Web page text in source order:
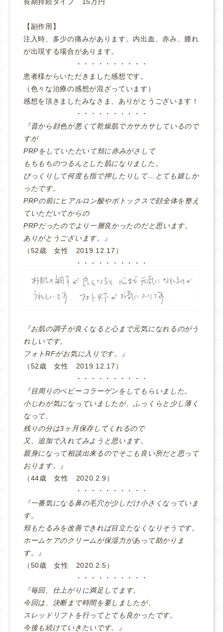
【副作用】
注入時、多少の痛みがあります。内出血、赤み、腫れ
が出現する場合があります。
・・・・・・・・・・
患者様からいただきました感想です。
（色々な治療の感想が混ざっています）
感想を頂きましたみなさま、ありがとうございます！
・・・・・・・・・・
『昔から顔色が悪くて乾燥肌でカサカサしているので
すが
PRPをしていただいて頬に赤みがさして
もちもちのつるんとした肌になりました。
びっくりして何度も指で押したりして…とても嬉しか
ったです。
PRPの前にヒアルロン酸やボトックスで顔全体を整え
ていただいてからの
PRPだったのでより一層良かったのだと思います。
ありがとうございます。』
（52歳 女性 2019.12.17）
・・・・・・・・・・
『お肌の調子が良くなると心まで元気になれるのがう
れしいです。
フォトRFがお気に入りです。』
（52歳 女性 2019.12.17）
・・・・・・・・・・
『目周りのベビーコラーゲンをしてもらいました。
小じわが気になっていましたが、ふっくらと少し薄く
なって、
残りの分は3ヶ月保存してくれるので
又、追加で入れてみようと思います。
親身になって相談出来るのでそこも良い所だと思って
おります。』
（44歳 女性 2020.2.9）
・・・・・・・・・・
『一番気になる鼻の毛穴が少しだけ小さくなっていま
す。
頬もたるみを改善できれば目立たなくなりそうです。
ホームケアのクリームが保湿力があって助かりま
す。』
（50歳 女性 2020.2.5）
・・・・・・・・・・
『毎回、仕上がりに満足してます。
今回は、決断まで時間を要しましたが、
スレッドリフトを行ってとても良かったです。
今後も続けていきたいです。』